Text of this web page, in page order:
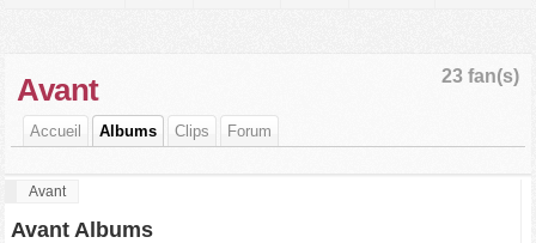
23 fan(s)
Avant
Accueil Albums Clips Forum
Avant
Avant Albums